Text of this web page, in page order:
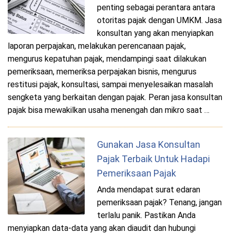
penting sebagai perantara antara
otoritas pajak dengan UMKM. Jasa
konsultan yang akan menyiapkan
laporan perpajakan, melakukan perencanaan pajak,
mengurus kepatuhan pajak, mendampingi saat dilakukan
pemeriksaan, memeriksa perpajakan bisnis, mengurus
restitusi pajak, konsultasi, sampai menyelesaikan masalah
sengketa yang berkaitan dengan pajak. Peran jasa konsultan
pajak bisa mewakilkan usaha menengah dan mikro saat …
Gunakan Jasa Konsultan
Pajak Terbaik Untuk Hadapi
Pemeriksaan Pajak
Anda mendapat surat edaran
pemeriksaan pajak? Tenang, jangan
terlalu panik. Pastikan Anda
menyiapkan data-data yang akan diaudit dan hubungi